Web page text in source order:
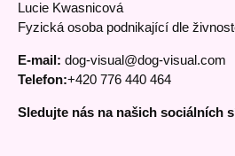
Lucie Kwasnicová
Fyzická osoba podnikající dle
E-mail: dog-visual@dog-visual.com
Telefon:+420 776 440 464
Sledujte nás na našich sociálních